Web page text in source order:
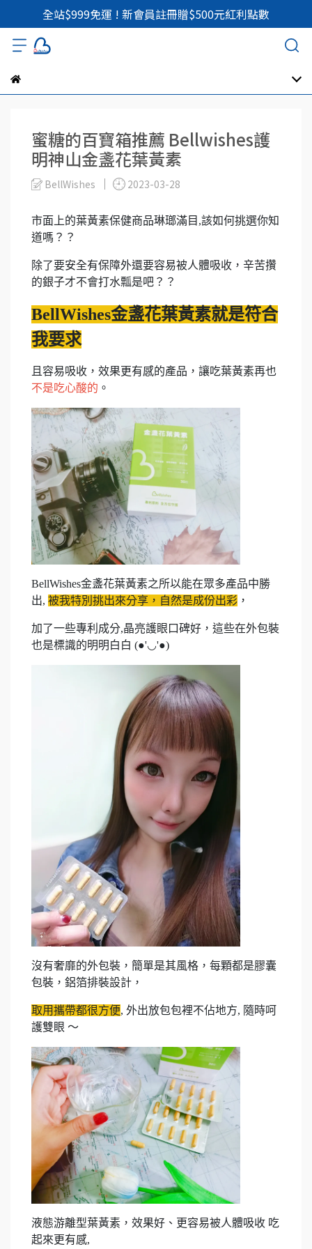
全站$999免運 ! 新會員註冊贈$500元紅利點數
蜜糖的百寶箱推薦 Bellwishes護
明神山金盞花葉黃素
BellWishes 2023-03-28
市面上的葉黃素保健商品琳瑯滿目,該如何挑選你知
道嗎？？
除了要安全有保障外還要容易被人體吸收，辛苦攢
的銀子才不會打水瓢是吧？？
BellWishes金盞花葉黃素就是符合
我要求
且容易吸收，效果更有感的產品，讓吃葉黃素再也
不是吃心酸的 。
BellWishes金盞花葉黃素之所以能在眾多產品中勝
出, 被我特別挑出來分享，自然是成份出彩 ，
加了一些專利成分,晶亮護眼口碑好，這些在外包裝
也是標識的明明白白 (●'◡'●)
沒有奢靡的外包裝，簡單是其風格，每顆都是膠囊
包裝，鋁箔排裝設計，
取用攜帶都很方便, 外出放包包裡不佔地方, 隨時呵
護雙眼 ～
液態游離型葉黃素，效果好、更容易被人體吸收 吃
起來更有感,